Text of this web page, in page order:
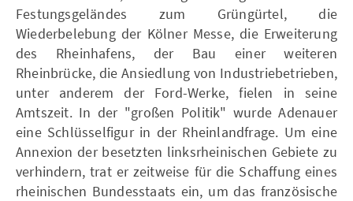
Festungsgeländes zum Grüngürtel, die
Wiederbelebung der Kölner Messe, die Erweiterung
des Rheinhafens, der Bau einer weiteren
Rheinbrücke, die Ansiedlung von Industriebetrieben,
unter anderem der Ford-Werke, fielen in seine
Amtszeit. In der "großen Politik" wurde Adenauer
eine Schlüsselfigur in der Rheinlandfrage. Um eine
Annexion der besetzten linksrheinischen Gebiete zu
verhindern, trat er zeitweise für die Schaffung eines
rheinischen Bundesstaats ein, um das französische